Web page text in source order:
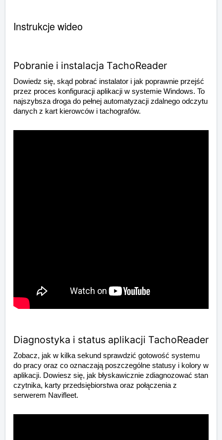
Instrukcje wideo
Pobranie i instalacja TachoReader
Dowiedz się, skąd pobrać instalator i jak poprawnie przejść
przez proces konfiguracji aplikacji w systemie Windows. To
najszybsza droga do pełnej automatyzacji zdalnego odczytu
danych z kart kierowców i tachografów.
Diagnostyka i status aplikacji TachoReader
Zobacz, jak w kilka sekund sprawdzić gotowość systemu
do pracy oraz co oznaczają poszczególne statusy i kolory w
aplikacji. Dowiesz się, jak błyskawicznie zdiagnozować stan
czytnika, karty przedsiębiorstwa oraz połączenia z
serwerem Navifleet.